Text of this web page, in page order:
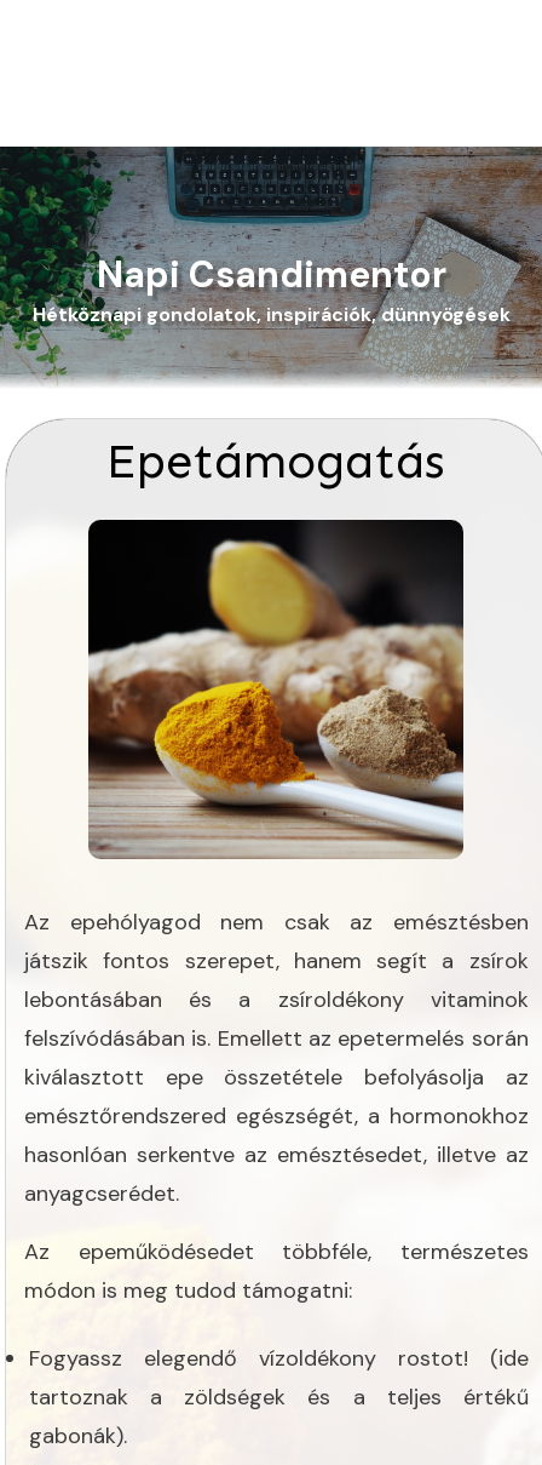
Napi Csandimentor
Hétköznapi gondolatok, inspirációk, dünnyögések
Epetámogatás
Az epehólyagod nem csak az emésztésben
játszik fontos szerepet, hanem segít a zsírok
lebontásában és a zsíroldékony vitaminok
felszívódásában is. Emellett az epetermelés során
kiválasztott epe összetétele befolyásolja az
emésztőrendszered egészségét, a hormonokhoz
hasonlóan serkentve az emésztésedet, illetve az
anyagcserédet.
Az epeműködésedet többféle, természetes
módon is meg tudod támogatni:
Fogyassz elegendő vízoldékony rostot! (ide
tartoznak a zöldségek és a teljes értékű
gabonák).